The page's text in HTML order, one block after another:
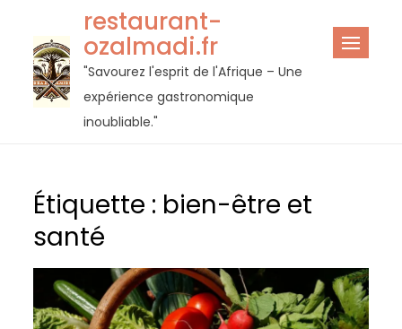
contenu
restaurant-
ozalmadi.fr
"Savourez l'esprit de l'Afrique – Une
expérience gastronomique
inoubliable."
Étiquette : bien-être et
santé